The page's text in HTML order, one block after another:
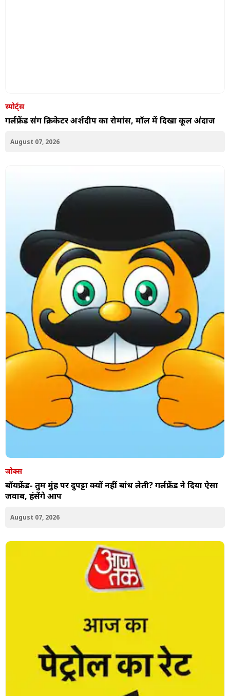
स्पोर्ट्स
गर्लफ्रेंड संग क्रिकेटर अर्शदीप का रोमांस, मॉल में द‍िखा कूल अंदाज
August 07, 2026
जोक्स
बॉयफ्रेंड- तुम मुंह पर दुपट्टा क्यों नहीं बांध लेती? गर्लफ्रेंड ने दिया ऐसा
जवाब, हंसेंगे आप
August 07, 2026